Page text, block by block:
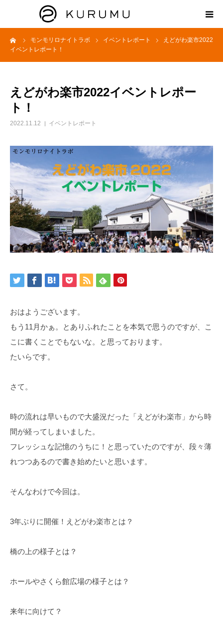
モンモリロナイトラボ イベントレポート
えどがわ楽市2022
イベントレポート！
えどがわ楽市2022イベントレポー
ト！
2022.11.12 イベントレポート
おはようございます。
もう11月かぁ。とありふれたことを本気で思うのですが、こ
こに書くことでもないな。と思っております。
たいらです。
さて。
時の流れは早いもので大盛況だった「えどがわ楽市」から時
間が経ってしまいました。
フレッシュな記憶のうちに！と思っていたのですが、段々薄
れつつあるので書き始めたいと思います。
そんなわけで今回は。
3年ぶりに開催！えどがわ楽市とは？
橋の上の様子とは？
ホールやさくら館広場の様子とは？
来年に向けて？
HOME
プロダクト
モンモリロナイトラボ
お知らせ
えどがわ楽市